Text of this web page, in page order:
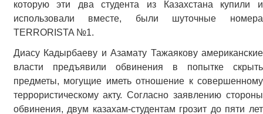
которую эти два студента из Казахстана купили и
использовали вместе, были шуточные номера
TERRORISTA №1.
Диасу Кадырбаеву и Азамату Тажаякову американские
власти предъявили обвинения в попытке скрыть
предметы, могущие иметь отношение к совершенному
террористическому акту. Согласно заявлению стороны
обвинения, двум казахам-студентам грозит до пяти лет